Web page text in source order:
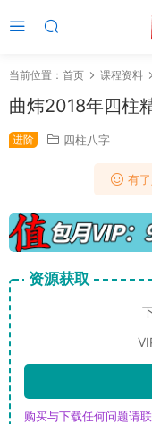
当前位置： 首页 课程资料
曲炜2018年四柱
进阶 四柱八字
有
资源获取
购买与下载任何问题请